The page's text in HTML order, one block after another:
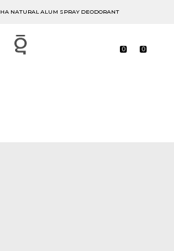
НА NATURAL ALUM SPRAY DEODORANT
0 0